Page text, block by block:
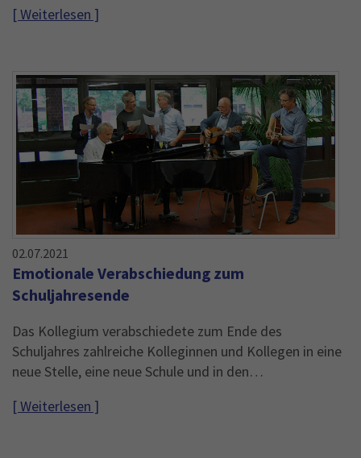
[ Weiterlesen ]
02.07.2021
Emotionale Verabschiedung zum
Schuljahresende
Das Kollegium verabschiedete zum Ende des
Schuljahres zahlreiche Kolleginnen und Kollegen in eine
neue Stelle, eine neue Schule und in den…
[ Weiterlesen ]